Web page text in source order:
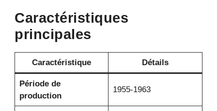
Caractéristiques
principales
Caractéristique Détails
Période de
production
1955-1963